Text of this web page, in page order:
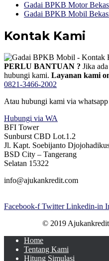
Gadai BPKB Motor
Gadai BPKB Mobil
Kontak Kami
PERLU BANTUAN ? Jika
hubungi kami. Layanan kami
0821-3466-2002
Atau hubungi kami via
Hubungi via WA
BFI Tower
Sunburst CBD Lot.1.2
Jl. Kapt. Soebijanto
BSD City – Tangerang
Selatan 15322
info@ajukankredit.com
Facebook-f Twitter Linkedin-in
© 2019
Home
Tentang Kami
Hitung Simulasi